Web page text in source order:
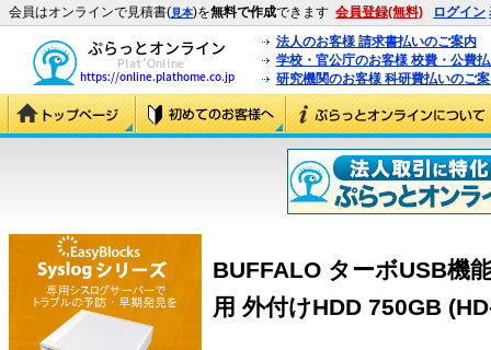
会員はオンラインで見積書(見本)を無料で作成できます 会員登録(無料) ログイン
法人のお客様 請求書払いのご案内
学校・官公庁のお客様 校費・公費
研究機関のお客様 科研費払いのご
BUFFALO ターボUSB機
用 外付けHDD 750GB